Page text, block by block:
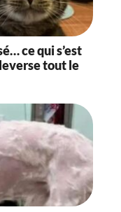
ce qui s’est
tout le